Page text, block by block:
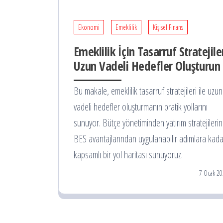
Ekonomi Emeklilik Kişisel Finans
Emeklilik İçin Tasarruf
Uzun Vadeli Hedefler Oluşturun
Bu makale, emeklilik tasarruf stratejileri ile uzun
vadeli hedefler oluşturmanın pratik yollarını
sunuyor. Bütçe yönetiminden yatırım
BES avantajlarından uygulanabilir adımlara
kapsamlı bir yol haritası sunuyoruz.
7 Ocak